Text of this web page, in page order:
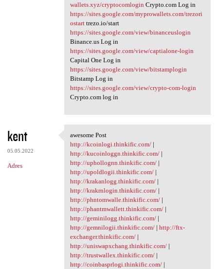
wallets.xyz/cryptocomlogin Crypto.com Log in
https://sites.google.com/myprowallets.com/trezori
ostarttrezo.io/start
https://sites.google.com/view/binanceuslogin
Binance.us Log in
https://sites.google.com/view/captialone-login
Capital One Log in
https://sites.google.com/view/bitstamplogin
Bitstamp Log in
https://sites.google.com/view/crypto-com-login
Crypto.com log in
kent
05.05.2022
Adres
awesome Post
awesome Post
http://kcoinlogi.thinkific.com/|
http://kucoinloggn.thinkific.com/|
http://uphollognn.thinkific.com/|
http://upoldlogii.thinkific.com/|
http://krakanlogg.thinkific.com/|
http://krakrnlogin.thinkific.com/|
http://phntomwalle.thinkific.com/|
http://phantmwallett.thinkific.com/|
http://geminilogg.thinkific.com/|
http://gemnilogii.thinkific.com/| http://ftx-
exchanger.thinkific.com/|
http://uniswapxchang.thinkific.com/|
http://trustwallex.thinkific.com/|
http://coinbasprlogi.thinkific.com/|